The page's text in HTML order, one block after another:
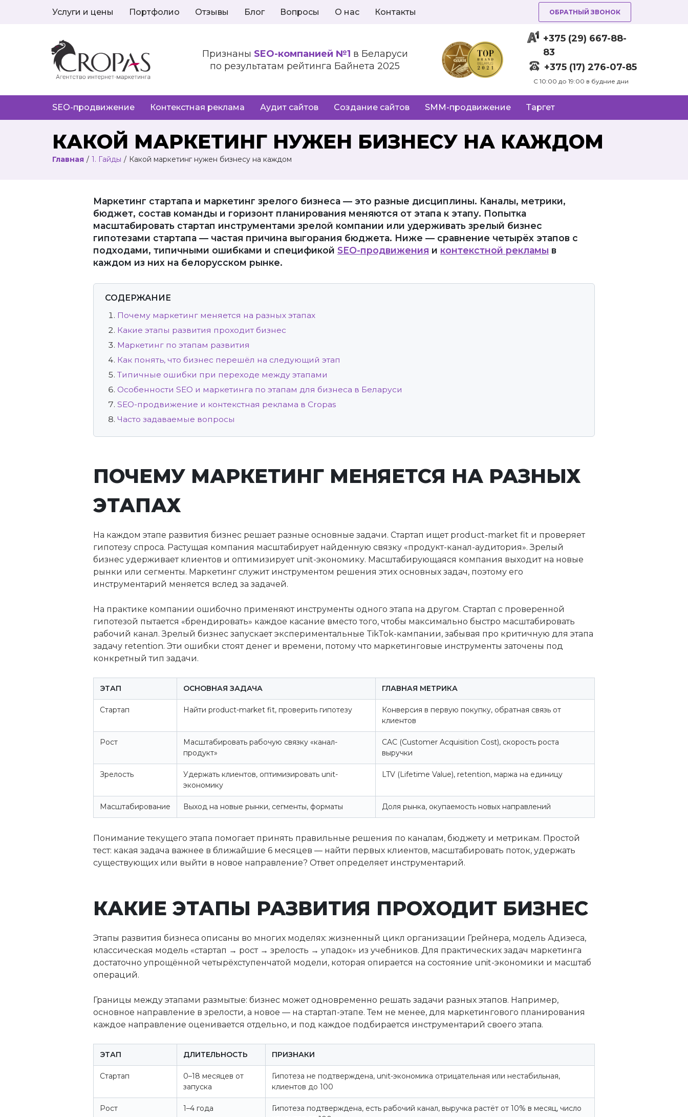
Услуги и цены Портфолио Отзывы Блог Вопросы О нас Контакты ОБРАТНЫЙ ЗВОНОК
Признаны SEO-компанией №1 в Беларуси
по результатам рейтинга Байнета 2025
+375 (29) 667-88-
83
+375 (17) 276-07-85
C 10:00 до 19:00 в будние дни
SEO-продвижение Контекстная реклама Аудит сайтов Создание сайтов SMM-продвижение Таргет
КАКОЙ МАРКЕТИНГ НУЖЕН БИЗНЕСУ НА КАЖДОМ
Главная / 1. Гайды / Какой маркетинг нужен бизнесу на каждом
Маркетинг стартапа и маркетинг зрелого бизнеса — это разные дисциплины. Каналы, метрики,
бюджет, состав команды и горизонт планирования меняются от этапа к этапу. Попытка
масштабировать стартап инструментами зрелой компании или удерживать зрелый бизнес
гипотезами стартапа — частая причина выгорания бюджета. Ниже — сравнение четырёх этапов с
подходами, типичными ошибками и спецификой SEO-продвижения и контекстной рекламы в
каждом из них на белорусском рынке.
СОДЕРЖАНИЕ
Почему маркетинг меняется на разных этапах
Какие этапы развития проходит бизнес
Маркетинг по этапам развития
Как понять, что бизнес перешёл на следующий этап
Типичные ошибки при переходе между этапами
Особенности SEO и маркетинга по этапам для бизнеса в Беларуси
SEO-продвижение и контекстная реклама в Cropas
Часто задаваемые вопросы
ПОЧЕМУ МАРКЕТИНГ МЕНЯЕТСЯ НА РАЗНЫХ
ЭТАПАХ
На каждом этапе развития бизнес решает разные основные задачи. Стартап ищет product-market fit и проверяет
гипотезу спроса. Растущая компания масштабирует найденную связку «продукт-канал-аудитория». Зрелый
бизнес удерживает клиентов и оптимизирует unit-экономику. Масштабирующаяся компания выходит на новые
рынки или сегменты. Маркетинг служит инструментом решения этих основных задач, поэтому его
инструментарий меняется вслед за задачей.
На практике компании ошибочно применяют инструменты одного этапа на другом. Стартап с проверенной
гипотезой пытается «брендировать» каждое касание вместо того, чтобы максимально быстро масштабировать
рабочий канал. Зрелый бизнес запускает экспериментальные TikTok-кампании, забывая про критичную для этапа
задачу retention. Эти ошибки стоят денег и времени, потому что маркетинговые инструменты заточены под
конкретный тип задачи.
ЭТАП ОСНОВНАЯ ЗАДАЧА ГЛАВНАЯ МЕТРИКА
Стартап Найти product-market fit, проверить гипотезу
Конверсия в первую покупку, обратная связь от
клиентов
Рост
Масштабировать рабочую связку «канал-
продукт»
CAC (Customer Acquisition Cost), скорость роста
выручки
Зрелость
Удержать клиентов, оптимизировать unit-
экономику
LTV (Lifetime Value), retention, маржа на единицу
Масштабирование Выход на новые рынки, сегменты, форматы Доля рынка, окупаемость новых направлений
Понимание текущего этапа помогает принять правильные решения по каналам, бюджету и метрикам. Простой
тест: какая задача важнее в ближайшие 6 месяцев — найти первых клиентов, масштабировать поток, удержать
существующих или выйти в новое направление? Ответ определяет инструментарий.
КАКИЕ ЭТАПЫ РАЗВИТИЯ ПРОХОДИТ БИЗНЕС
Этапы развития бизнеса описаны во многих моделях: жизненный цикл организации Грейнера, модель Адизеса,
классическая модель «стартап → рост → зрелость → упадок» из учебников. Для практических задач маркетинга
достаточно упрощённой четырёхступенчатой модели, которая опирается на состояние unit-экономики и масштаб
операций.
Границы между этапами размытые: бизнес может одновременно решать задачи разных этапов. Например,
основное направление в зрелости, а новое — на стартап-этапе. Тем не менее, для маркетингового планирования
каждое направление оценивается отдельно, и под каждое подбирается инструментарий своего этапа.
ЭТАП ДЛИТЕЛЬНОСТЬ ПРИЗНАКИ
Стартап
0–18 месяцев от
запуска
Гипотеза не подтверждена, unit-экономика отрицательная или нестабильная,
клиентов до 100
Рост 1–4 года
Гипотеза подтверждена, есть рабочий канал, выручка растёт от 10% в месяц, число